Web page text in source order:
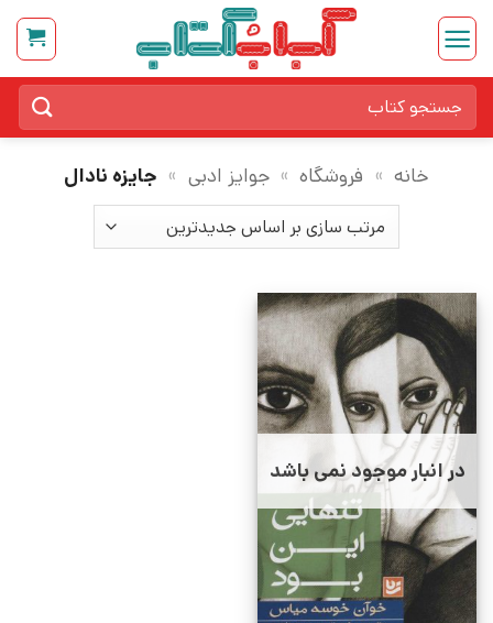
Skip
content
برای:
خانه » فروشگاه » جوایز ادبی » جایزه نادال
در انبار موجود نمی باشد